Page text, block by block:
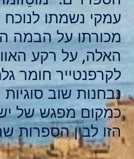
עמקי נשמתו
מכורתו על הבמה
האלה, על רקע
לקרפנטייר חומר
נבחנות שוב
כמקום מפגש של
הזו לבין הספרות